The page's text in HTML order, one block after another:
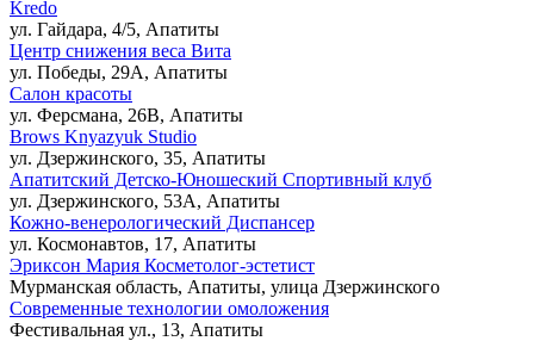
Kredo
ул. Гайдара, 4/5, Апатиты
Центр снижения веса Вита
ул. Победы, 29А, Апатиты
Салон красоты
ул. Ферсмана, 26В, Апатиты
Brows Knyazyuk Studio
ул. Дзержинского, 35, Апатиты
Апатитский Детско-Юношеский Спортивный клуб
ул. Дзержинского, 53А, Апатиты
Кожно-венерологический Диспансер
ул. Космонавтов, 17, Апатиты
Эриксон Мария Косметолог-эстетист
Мурманская область, Апатиты, улица Дзержинского
Современные технологии омоложения
Фестивальная ул., 13, Апатиты